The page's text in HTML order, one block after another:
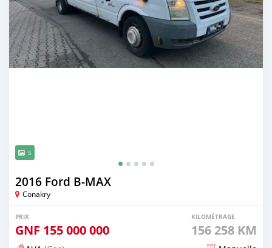
5
2016 Ford B-MAX
Conakry
PRIX
GNF 155 000 000
KILOMÉTRAGE
156 258 KM